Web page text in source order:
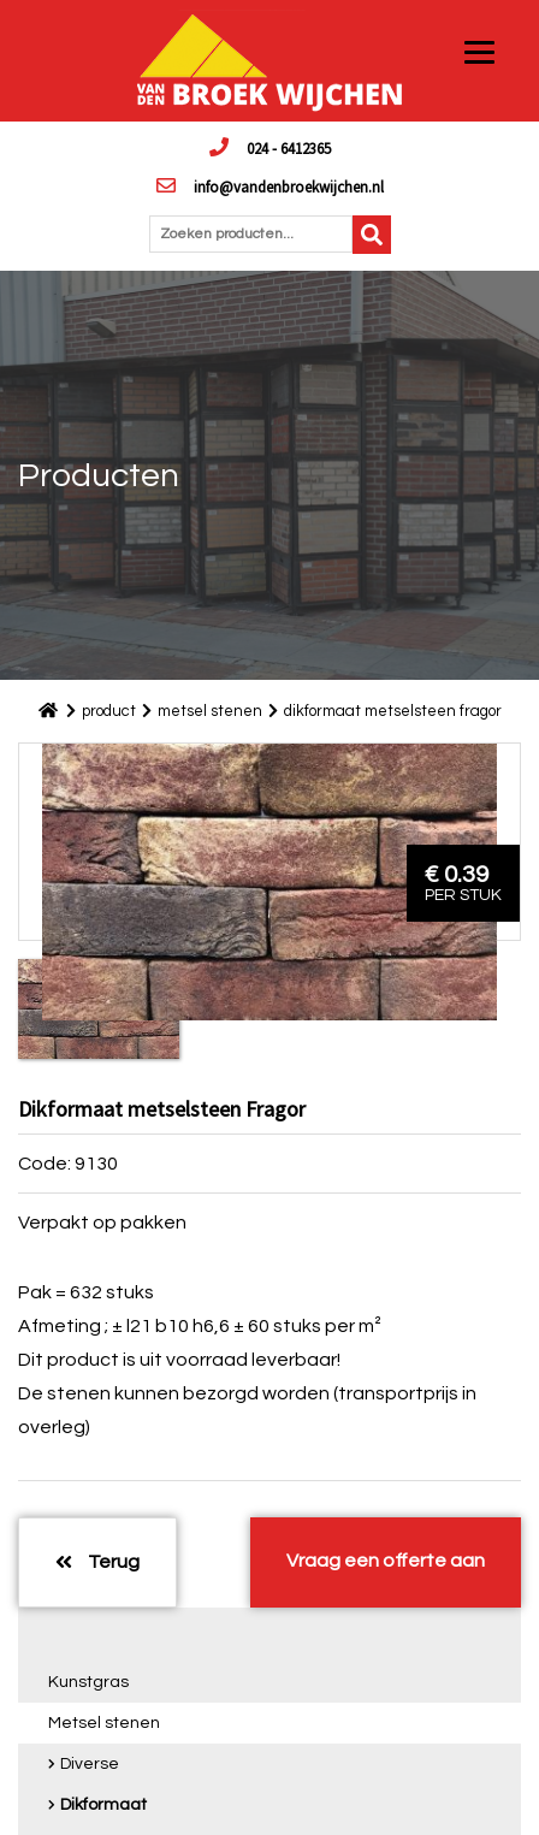
024 - 6412365
info@vandenbroekwijchen.nl
Zoeken producten...
Producten
Kunstgras
Metsel stenen
Diverse
Dikformaat
product metsel stenen dikformaat metselsteen fragor
€ 0.39
PER STUK
Dikformaat metselsteen Fragor
Code: 9130
Verpakt op pakken
Pak = 632 stuks
Afmeting ; ± l21 b10 h6,6 ± 60 stuks per m²
Dit product is uit voorraad leverbaar!
De stenen kunnen bezorgd worden (transportprijs in
overleg)
Terug Vraag een offerte aan